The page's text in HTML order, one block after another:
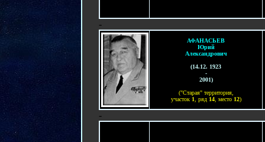
-
АФАНАСЬЕВ
Юрий
Александрович
(14.12. 1923
-
2001)
("Старая" территория,
участок 1, ряд 14, место 12)
-